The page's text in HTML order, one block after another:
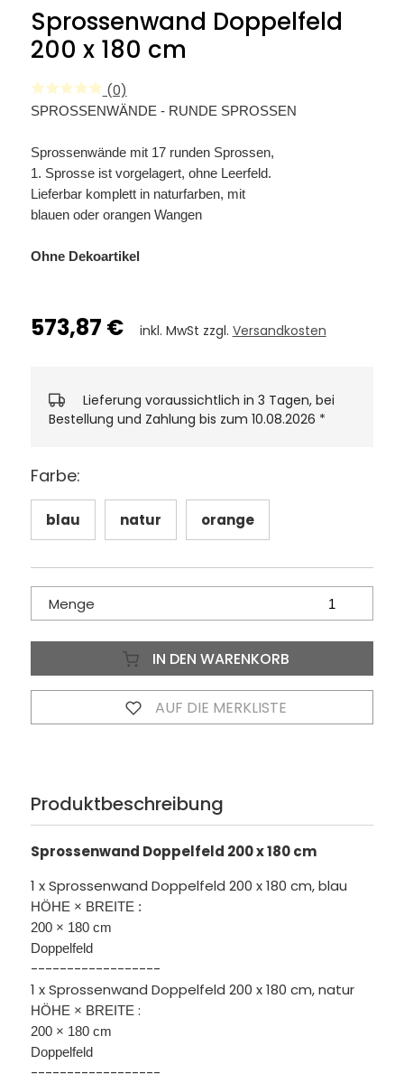
Sprossenwand Doppelfeld
200 x 180 cm
(0)
SPROSSENWÄNDE - RUNDE SPROSSEN
Sprossenwände mit 17 runden Sprossen,
1. Sprosse ist vorgelagert, ohne Leerfeld.
Lieferbar komplett in naturfarben, mit
blauen oder orangen Wangen
Ohne Dekoartikel
573,87 € inkl. MwSt zzgl. Versandkosten
Lieferung voraussichtlich in 3 Tagen, bei
Bestellung und Zahlung bis zum 10.08.2026 *
Farbe:
blau natur orange
Menge
IN DEN WARENKORB
AUF DIE MERKLISTE
Produktbeschreibung
Sprossenwand Doppelfeld 200 x 180 cm
1 x Sprossenwand Doppelfeld 200 x 180 cm, blau
HÖHE × BREITE :
200 × 180 cm
Doppelfeld
------------------
1 x Sprossenwand Doppelfeld 200 x 180 cm, natur
HÖHE × BREITE:
200 × 180 cm
Doppelfeld
------------------